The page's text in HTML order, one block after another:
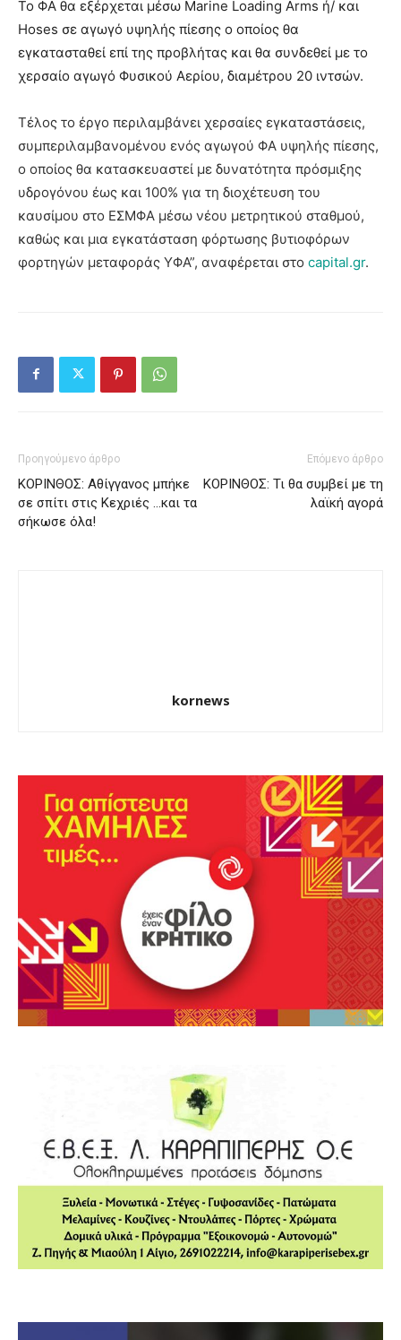
Το ΦΑ θα εξέρχεται μέσω Marine Loading Arms ή/ και
Hoses σε αγωγό υψηλής πίεσης ο οποίος θα
εγκατασταθεί επί της προβλήτας και θα συνδεθεί με το
χερσαίο αγωγό Φυσικού Αερίου, διαμέτρου 20 ιντσών.
Τέλος το έργο περιλαμβάνει χερσαίες εγκαταστάσεις,
συμπεριλαμβανομένου ενός αγωγού ΦΑ υψηλής πίεσης,
ο οποίος θα κατασκευαστεί με δυνατότητα πρόσμιξης
υδρογόνου έως και 100% για τη διοχέτευση του
καυσίμου στο ΕΣΜΦΑ μέσω νέου μετρητικού σταθμού,
καθώς και μια εγκατάσταση φόρτωσης βυτιοφόρων
φορτηγών μεταφοράς ΥΦΑ”, αναφέρεται στο capital.gr.
Προηγούμενο άρθρο
ΚΟΡΙΝΘΟΣ: Αθίγγανος μπήκε
σε σπίτι στις Κεχριές …και τα
σήκωσε όλα!
Επόμενο άρθρο
ΚΟΡΙΝΘΟΣ: Τι θα συμβεί με τη
λαϊκή αγορά
kornews